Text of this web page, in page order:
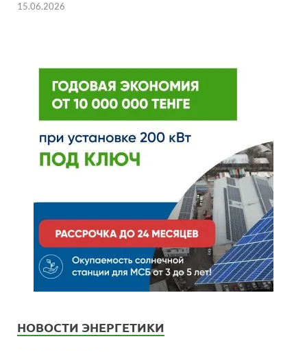
15.06.2026
НОВОСТИ ЭНЕРГЕТИКИ